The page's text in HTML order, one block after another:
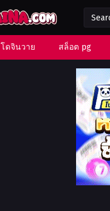
โดจินวาย สล็อต pg